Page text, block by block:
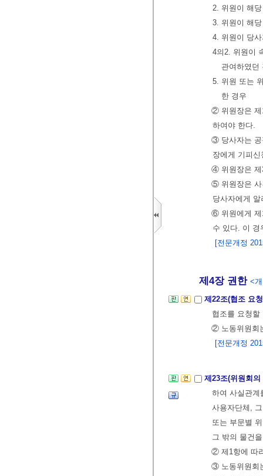
2. 위원이 해
3. 위원이 해
4. 위원이 당
4의2. 위원이
관여하였던
5. 위원 또는
한 경우
② 위원장은 제
하여야 한다.
③ 당사자는 공
장에게 기피
④ 위원장은 제
⑤ 위원장은 사
당사자에게
⑥ 위원에게 제
수 있다. 이 경
[전문개정
제4장 권한 <
제22조(협조 요
협조를 요청
② 노동위원회
[전문개정
제23조(위원회
하여 사실관계
사용자단체,
또는 부문별
그 밖의 물건
② 제1항에 따
③ 노동위원회